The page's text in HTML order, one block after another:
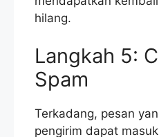
hilang.
Langkah 5:
Spam
Terkadang, pesan
pengirim dapat